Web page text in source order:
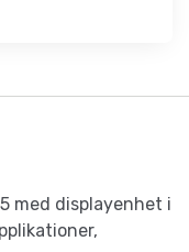
med displayenhet i